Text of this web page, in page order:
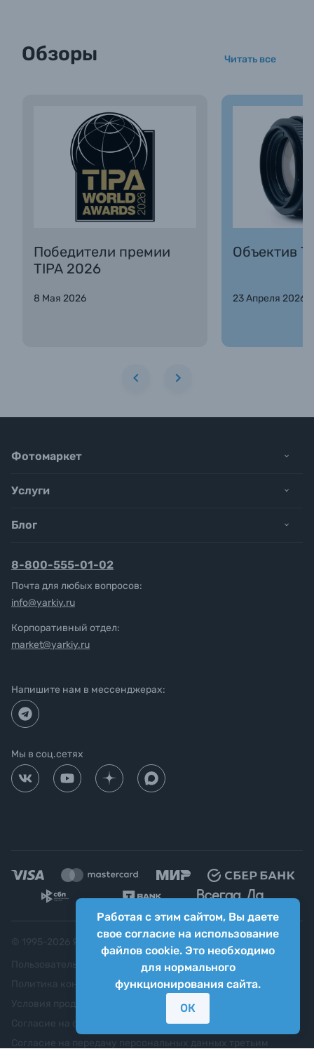
Обзоры Читать все
Победители премии
TIPA 2026
8 Мая 2026
Объектив
23 Апреля 2026
Работая с этим сайтом, Вы даете
свое согласие на использование
файлов cookie. Это необходимо
для нормального
функционирования сайта.
ОК
Фотомаркет
Услуги
Блог
8-800-555-01-02
Почта для любых вопросов:
info@yarkiy.ru
Корпоративный отдел:
market@yarkiy.ru
Напишите нам в мессенджерах:
Мы в соц.сетях
Яркий фотомаркет ("Яркий Мир")
Пользовательское соглашение
Политика конфиденциальности
Согласие на обработку персональных данных
Согласие на передачу персональных данных третьим